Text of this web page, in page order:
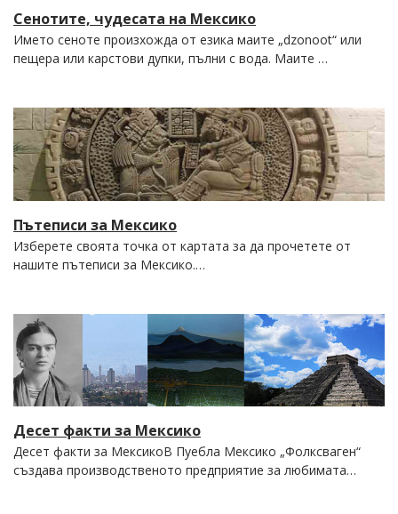
Сенотите, чудесата на Мексико
Името сеноте произхожда от езика маите „dzonoot“ или
пещера или карстови дупки, пълни с вода. Маите …
Пътеписи за Мексико
Изберете своята точка от картата за да прочетете от
нашите пътеписи за Мексико.…
Десет факти за Мексико
Десет факти за МексикоВ Пуебла Мексико „Фолксваген“
създава производственото предприятие за любимата…